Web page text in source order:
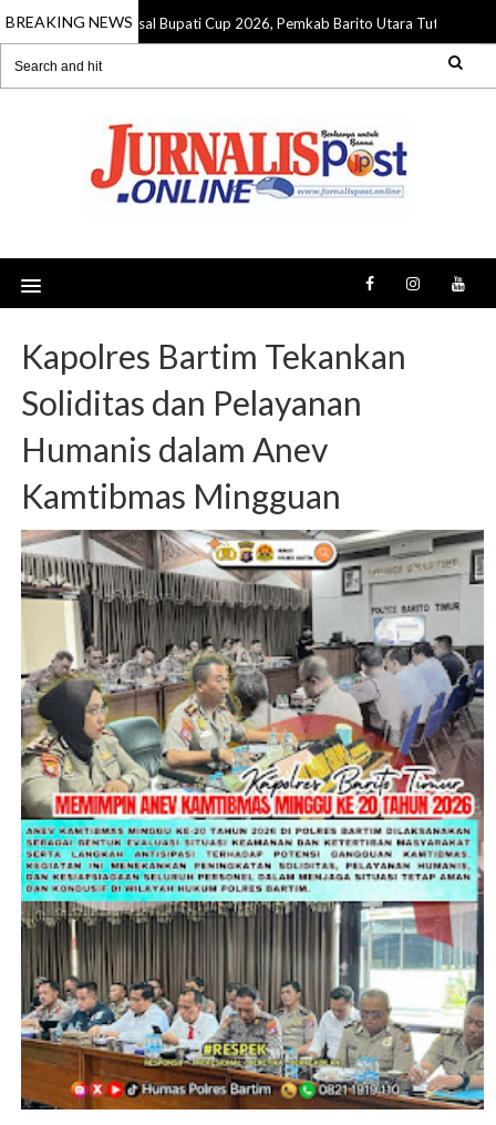
BREAKING NEWSJuara Futsal Bupati Cup 2026, Pemkab Barito Utara Tutup
Kapolres Bartim Tekankan
Soliditas dan Pelayanan
Humanis dalam Anev
Kamtibmas Mingguan